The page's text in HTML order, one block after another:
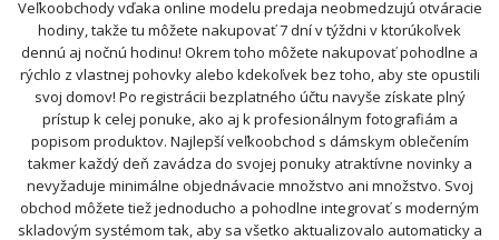
Veľkoobchody vďaka online modelu predaja neobmedzujú otváracie
hodiny, takže tu môžete nakupovať 7 dní v týždni v ktorúkoľvek
dennú aj nočnú hodinu! Okrem toho môžete nakupovať pohodlne a
rýchlo z vlastnej pohovky alebo kdekoľvek bez toho, aby ste opustili
svoj domov! Po registrácii bezplatného účtu navyše získate plný
prístup k celej ponuke, ako aj k profesionálnym fotografiám a
popisom produktov. Najlepší veľkoobchod s dámskym oblečením
takmer každý deň zavádza do svojej ponuky atraktívne novinky a
nevyžaduje minimálne objednávacie množstvo ani množstvo. Svoj
obchod môžete tiež jednoducho a pohodlne integrovať s moderným
skladovým systémom tak, aby sa všetko aktualizovalo automaticky a